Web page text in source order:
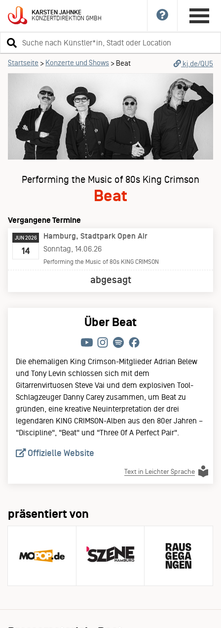
KARSTENJAHNKE
KONZERTDIREKTIONGMBH
Suchbegriff
eingeben
Startseite > Konzerte und Shows > Beat kj.de/QU5
Performing the Music of 80s King Crimson
Beat
Vergangene Termine
JUN 2026
14
Hamburg Stadtpark Open Air
Sonntag, 14.06.26
Performing the Music of 80s KING CRIMSON
abgesagt
Über Beat
Die ehemaligen King Crimson-Mitglieder Adrian Belew
und Tony Levin schlossen sich mit dem
Gitarrenvirtuosen Steve Vai und dem explosiven Tool-
Schlagzeuger Danny Carey zusammen, um Beat zu
gründen, eine kreative Neuinterpretation der drei
legendären KING CRIMSON-Alben aus den 80er Jahren –
"Discipline", "Beat" und "Three Of A Perfect Pair".
Offizielle Website
Text in Leichter Sprache
präsentiert von